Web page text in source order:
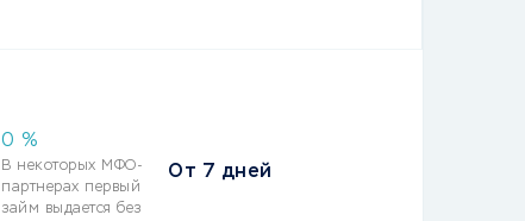
0 %
В некоторых МФО-
партнерах первый
займ выдается без
От 7 дней